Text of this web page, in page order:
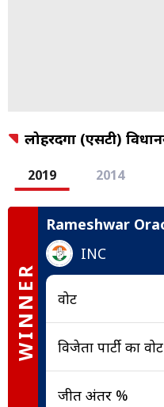
लोहरदगा (एसटी)
2019 2014
WINNER
Rameshwar
INC
वोट
विजेता पार्टी का
जीत अंतर %